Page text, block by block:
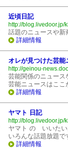
近頃日記
http://blog.livedoor.jp/
話題のニュースや新
詳細情報
オレが見つけた芸能
http://geinou-
芸能関係のニュース
芸能ニュースはここ
詳細情報
ヤマト 日記
http://blog.livedoor.jp/
ヤマト の いいたい
いろんな話題放題で
詳細情報